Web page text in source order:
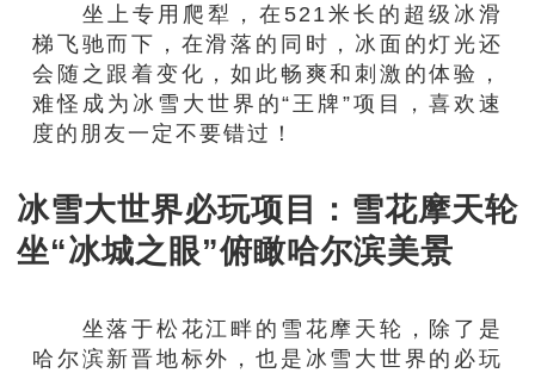
坐上专用爬犁，在521米长的超级冰滑
梯飞驰而下，在滑落的同时，冰面的灯光还
会随之跟着变化，如此畅爽和刺激的体验，
难怪成为冰雪大世界的“王牌”项目，喜欢速
度的朋友一定不要错过！
冰雪大世界必玩项目：雪花摩天轮
坐“冰城之眼”俯瞰哈尔滨美景
坐落于松花江畔的雪花摩天轮，除了是
哈尔滨新晋地标外，也是冰雪大世界的必玩